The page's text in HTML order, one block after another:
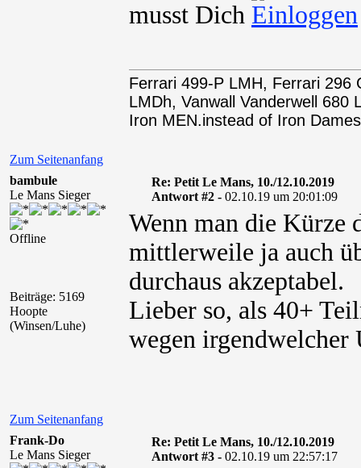
musst Dich
Zum Seitenanfang
Ferrari 499-P LMH, Ferrari 296
LMDh, Vanwall Vanderwell
Iron MEN.instead of Iron
bambule
Le Mans Sieger
Offline
Beiträge: 5169
Hoopte
(Winsen/Luhe)
Re: Petit Le Mans, 10./12.10.2019
Antwort #2 - 02.10.19 um 20:01:09
Wenn man die Kürze
mittlerweile ja auch
durchaus akzeptabel.
Lieber so, als 40+
wegen irgendwelcher
Zum Seitenanfang
Frank-Do
Le Mans Sieger
Re: Petit Le Mans, 10./12.10.2019
Antwort #3 - 02.10.19 um 22:57:17